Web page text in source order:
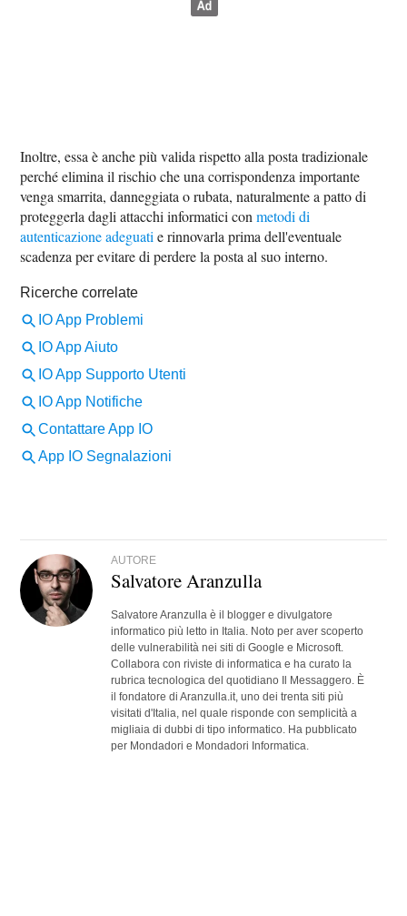
Inoltre, essa è anche più valida rispetto alla posta tradizionale
perché elimina il rischio che una corrispondenza importante
venga smarrita, danneggiata o rubata, naturalmente a patto di
proteggerla dagli attacchi informatici conmetodi di
autenticazione adeguatie rinnovarla prima dell'eventuale
scadenza per evitare di perdere la posta al suo interno.
AUTORE
Salvatore Aranzulla
Salvatore Aranzulla è il blogger e divulgatore
informatico più letto in Italia. Noto per aver scoperto
delle vulnerabilità nei siti di Google e Microsoft.
Collabora con riviste di informatica e ha curato la
rubrica tecnologica del quotidiano Il Messaggero. È
il fondatore di Aranzulla.it, uno dei trenta siti più
visitati d'Italia, nel quale risponde con semplicità a
migliaia di dubbi di tipo informatico. Ha pubblicato
per Mondadori e Mondadori Informatica.